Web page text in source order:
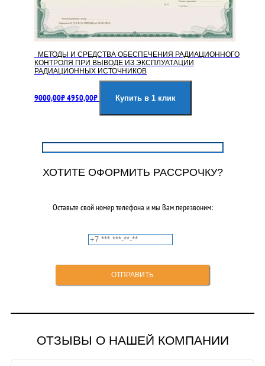
МЕТОДЫ И СРЕДСТВА ОБЕСПЕЧЕНИЯ РАДИАЦИОННОГО
КОНТРОЛЯ ПРИ ВЫВОДЕ ИЗ ЭКСПЛУАТАЦИИ
РАДИАЦИОННЫХ ИСТОЧНИКОВ
9000,00₽цена
4950,00₽цена:
Купить в 1 клик
ХОТИТЕ ОФОРМИТЬ РАССРОЧКУ?
Оставьте свой номер телефона и мы Вам перезвоним:
ОТЗЫВЫ О НАШЕЙ КОМПАНИИ